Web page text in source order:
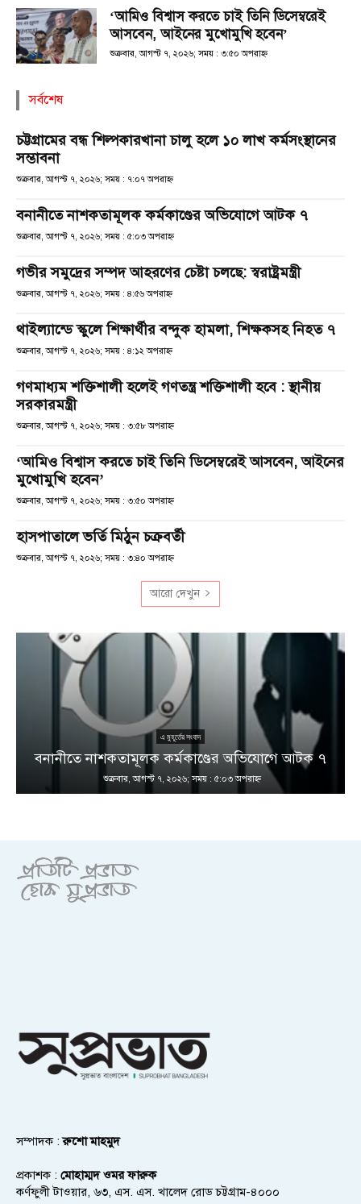
‘আমিও বিশ্বাস করতে চাই তিনি ডিসেম্বরেই
আসবেন, আইনের মুখোমুখি হবেন’
শুক্রবার, আগস্ট ৭, ২০২৬; সময় : ৩:৫০ অপরাহ্ণ
সর্বশেষ
চট্টগ্রামের বন্ধ শিল্পকারখানা চালু হলে ১০ লাখ কর্মসংস্থানের
সম্ভাবনা
শুক্রবার, আগস্ট ৭, ২০২৬; সময় : ৭:০৭ অপরাহ্ণ
বনানীতে নাশকতামূলক কর্মকাণ্ডের অভিযোগে আটক ৭
শুক্রবার, আগস্ট ৭, ২০২৬; সময় : ৫:০৩ অপরাহ্ণ
গভীর সমুদ্রের সম্পদ আহরণের চেষ্টা চলছে: স্বরাষ্ট্রমন্ত্রী
শুক্রবার, আগস্ট ৭, ২০২৬; সময় : ৪:৫৬ অপরাহ্ণ
থাইল্যান্ডে স্কুলে শিক্ষার্থীর বন্দুক হামলা, শিক্ষকসহ নিহত ৭
শুক্রবার, আগস্ট ৭, ২০২৬; সময় : ৪:১২ অপরাহ্ণ
গণমাধ্যম শক্তিশালী হলেই গণতন্ত্র শক্তিশালী হবে : স্থানীয়
সরকারমন্ত্রী
শুক্রবার, আগস্ট ৭, ২০২৬; সময় : ৩:৫৮ অপরাহ্ণ
‘আমিও বিশ্বাস করতে চাই তিনি ডিসেম্বরেই আসবেন, আইনের
মুখোমুখি হবেন’
শুক্রবার, আগস্ট ৭, ২০২৬; সময় : ৩:৫০ অপরাহ্ণ
হাসপাতালে ভর্তি মিঠুন চক্রবর্তী
শুক্রবার, আগস্ট ৭, ২০২৬; সময় : ৩:৪০ অপরাহ্ণ
আরো দেখুন
এ মুহূর্তের সংবাদ
বনানীতে নাশকতামূলক কর্মকাণ্ডের অভিযোগে আটক ৭
শুক্রবার, আগস্ট ৭, ২০২৬; সময় : ৫:০৩ অপরাহ্ণ
সম্পাদক :রুশো মাহমুদ
প্রকাশক : মোহাম্মদ ওমর ফারুক
কর্ণফুলী টাওয়ার, ৬৩, এস. এস. খালেদ রোড চট্টগ্রাম-৪০০০